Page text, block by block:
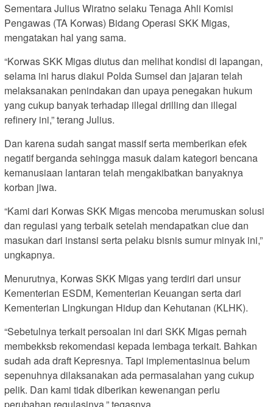
Sementara Julius Wiratno selaku Tenaga Ahli Komisi
Pengawas (TA Korwas) Bidang Operasi SKK Migas,
mengatakan hal yang sama.
“Korwas SKK Migas diutus dan melihat kondisi di lapangan,
selama ini harus diakui Polda Sumsel dan jajaran telah
melaksanakan penindakan dan upaya penegakan hukum
yang cukup banyak terhadap illegal drilling dan illegal
refinery ini,” terang Julius.
Dan karena sudah sangat massif serta memberikan efek
negatif berganda sehingga masuk dalam kategori bencana
kemanusiaan lantaran telah mengakibatkan banyaknya
korban jiwa.
“Kami dari Korwas SKK Migas mencoba merumuskan solusi
dan regulasi yang terbaik setelah mendapatkan clue dan
masukan dari instansi serta pelaku bisnis sumur minyak ini,”
ungkapnya.
Menurutnya, Korwas SKK Migas yang terdiri dari unsur
Kementerian ESDM, Kementerian Keuangan serta dari
Kementerian Lingkungan Hidup dan Kehutanan (KLHK).
“Sebetulnya terkait persoalan ini dari SKK Migas pernah
membekksb rekomendasi kepada lembaga terkait. Bahkan
sudah ada draft Kepresnya. Tapi implementasinua belum
sepenuhnya dilaksanakan ada permasalahan yang cukup
pelik. Dan kami tidak diberikan kewenangan perlu
perubahan regulasinya,” tegasnya.